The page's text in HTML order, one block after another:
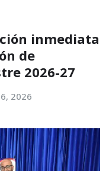
inmediata
de
2026-27
2026